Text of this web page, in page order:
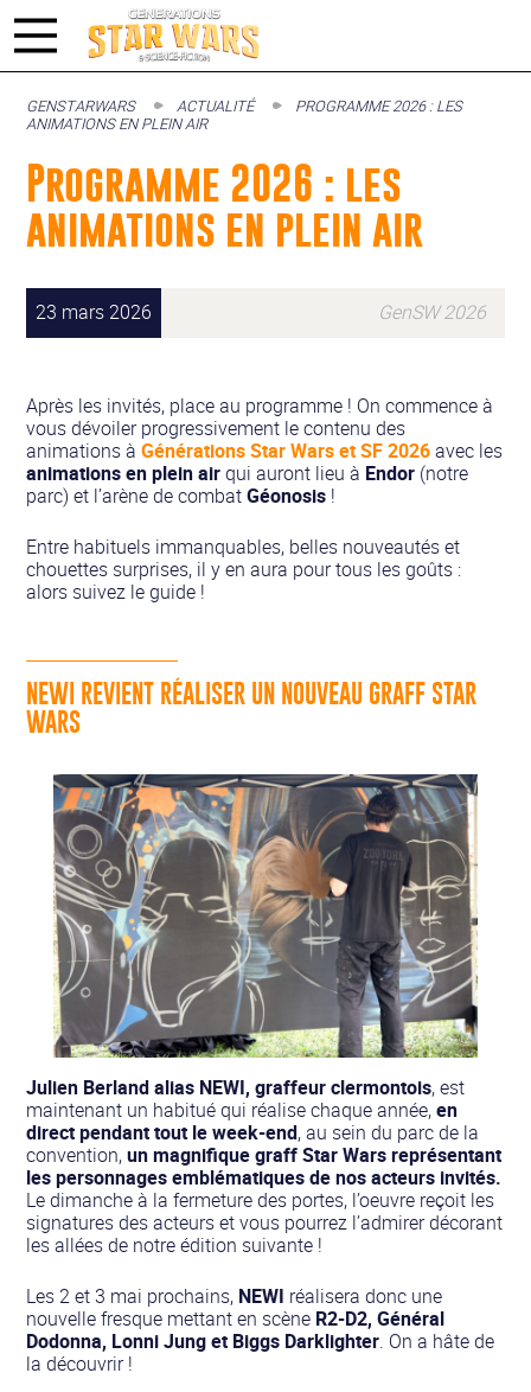
GENSTARWARS ACTUALITÉ
PROGRAMME 2026 : LES
ANIMATIONS EN PLEIN AIR
Programme 2026 : les
animations en plein air
23 mars 2026 GenSW 2026
Après les invités, place au programme ! On commence à
vous dévoiler progressivement le contenu des
animations àGénérations Star Wars et SF 2026avec les
animations en plein airqui auront lieu à Endor (notre
parc) et l’arène de combatGéonosis !
Entre habituels immanquables, belles nouveautés et
chouettes surprises, il y en aura pour tous les goûts :
alors suivez le guide !
NEWI REVIENT RÉALISER UN NOUVEAU GRAFF STAR
WARS
Julien Berland alias NEWI, graffeur clermontois, est
maintenant un habitué qui réalise chaque année,en
direct pendant tout le week-end, au sein du parc de la
convention,un magnifique graff Star Wars représentant
les personnages emblématiques de nos acteurs invités.
Le dimanche à la fermeture des portes, l’oeuvre reçoit les
signatures des acteurs et vous pourrez l’admirer décorant
les allées de notre édition suivante !
Les 2 et 3 mai prochains, NEWI réalisera donc une
nouvelle fresque mettant en scène R2-D2, Général
Dodonna, Lonni Jung et Biggs Darklighter. On a hâte de
la découvrir !